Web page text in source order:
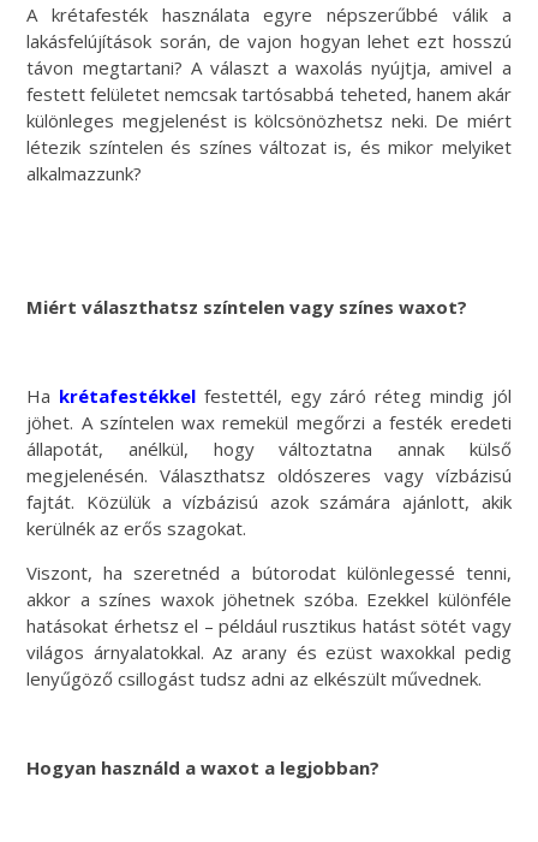
A krétafesték használata egyre népszerűbbé válik a
lakásfelújítások során, de vajon hogyan lehet ezt hosszú
távon megtartani? A választ a waxolás nyújtja, amivel a
festett felületet nemcsak tartósabbá teheted, hanem akár
különleges megjelenést is kölcsönözhetsz neki. De miért
létezik színtelen és színes változat is, és mikor melyiket
alkalmazzunk?
Miért választhatsz színtelen vagy színes waxot?
Ha krétafestékkel festettél, egy záró réteg mindig jól
jöhet. A színtelen wax remekül megőrzi a festék eredeti
állapotát, anélkül, hogy változtatna annak külső
megjelenésén. Választhatsz oldószeres vagy vízbázisú
fajtát. Közülük a vízbázisú azok számára ajánlott, akik
kerülnék az erős szagokat.
Viszont, ha szeretnéd a bútorodat különlegessé tenni,
akkor a színes waxok jöhetnek szóba. Ezekkel különféle
hatásokat érhetsz el – például rusztikus hatást sötét vagy
világos árnyalatokkal. Az arany és ezüst waxokkal pedig
lenyűgöző csillogást tudsz adni az elkészült művednek.
Hogyan használd a waxot a legjobban?